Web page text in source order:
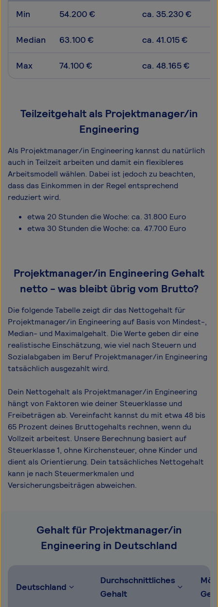
Min 54.200 € ca. 35.230 €
Median 63.100 € ca. 41.015 €
Max 74.100 € ca. 48.165 €
Teilzeitgehalt als Projektmanager/in
Engineering
Als Projektmanager/in Engineering kannst du natürlich
auch in Teilzeit arbeiten und damit ein flexibleres
Arbeitsmodell wählen. Dabei ist jedoch zu beachten,
dass das Einkommen in der Regel entsprechend
reduziert wird.
etwa 20 Stunden die Woche: ca. 31.800 Euro
etwa 30 Stunden die Woche: ca. 47.700 Euro
Projektmanager/in Engineering Gehalt
netto - was bleibt übrig vom Brutto?
Die folgende Tabelle zeigt dir das Netto­gehalt für
Projektmanager/in Engineering auf Basis von Mindest-,
Median- und Maximal­gehalt. Die Werte geben dir eine
realistische Einschätzung, wie viel nach Steuern und
Sozialabgaben im Beruf Projektmanager/in Engineering
tatsächlich ausgezahlt wird.
Dein Nettogehalt als Projektmanager/in Engineering
hängt von Faktoren wie deiner Steuerklasse und
Freibeträgen ab. Vereinfacht kannst du mit etwa 48 bis
65 Prozent deines Bruttogehalts rechnen, wenn du
Vollzeit arbeitest. Unsere Berechnung basiert auf
Steuerklasse 1, ohne Kirchensteuer, ohne Kinder und
dient als Orientierung. Dein tatsächliches Nettogehalt
kann je nach Steuermerkmalen und
Versicherungsbeiträgen abweichen.
Gehalt für Projektmanager/in
Engineering in Deutschland
Deutschland
Durchschnittliches
Gehalt